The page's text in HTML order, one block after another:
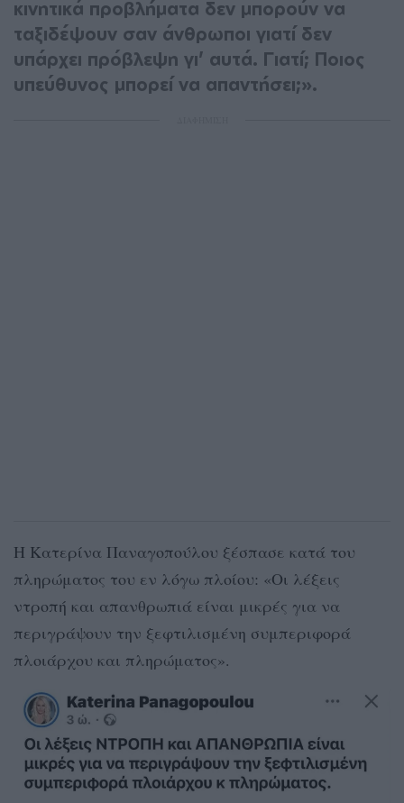
κινητικά προβλήματα δεν μπορούν να
ταξιδέψουν σαν άνθρωποι γιατί δεν
υπάρχει πρόβλεψη γι’ αυτά. Γιατί; Ποιος
υπεύθυνος μπορεί να απαντήσει;».
Η Κατερίνα Παναγοπούλου ξέσπασε κατά του
πληρώματος του εν λόγω πλοίου: «Οι λέξεις
ντροπή και απανθρωπιά είναι μικρές για να
περιγράψουν την ξεφτιλισμένη συμπεριφορά
πλοιάρχου και πληρώματος».